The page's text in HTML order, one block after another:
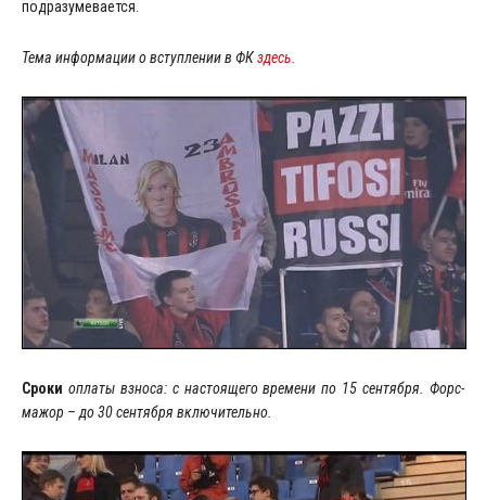
подразумевается.
Тема информации о вступлении в ФКздесь.
Сроки оплаты взноса: с настоящего времени по 15 сентября. Форс-
мажор – до 30 сентября включительно.